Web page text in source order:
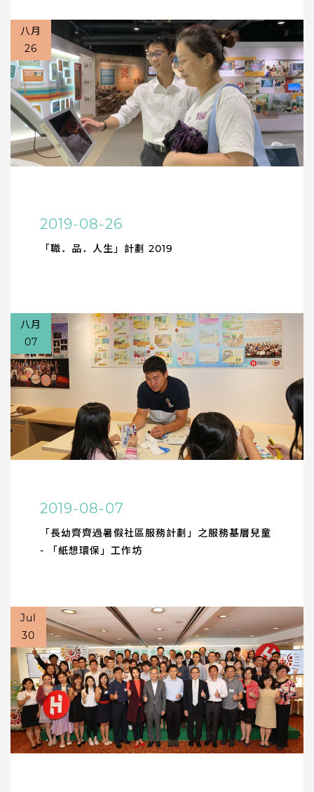
八月
26
2019-08-26
「職．品．人生」計劃 2019
八月
07
2019-08-07
「長幼齊齊過暑假社區服務計劃」之服務基層兒童
- 「紙想環保」工作坊
Jul
30